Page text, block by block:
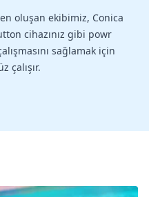
oluşan ekibimiz, Conica
cihazınız gibi powr
sağlamak için
çalışır.